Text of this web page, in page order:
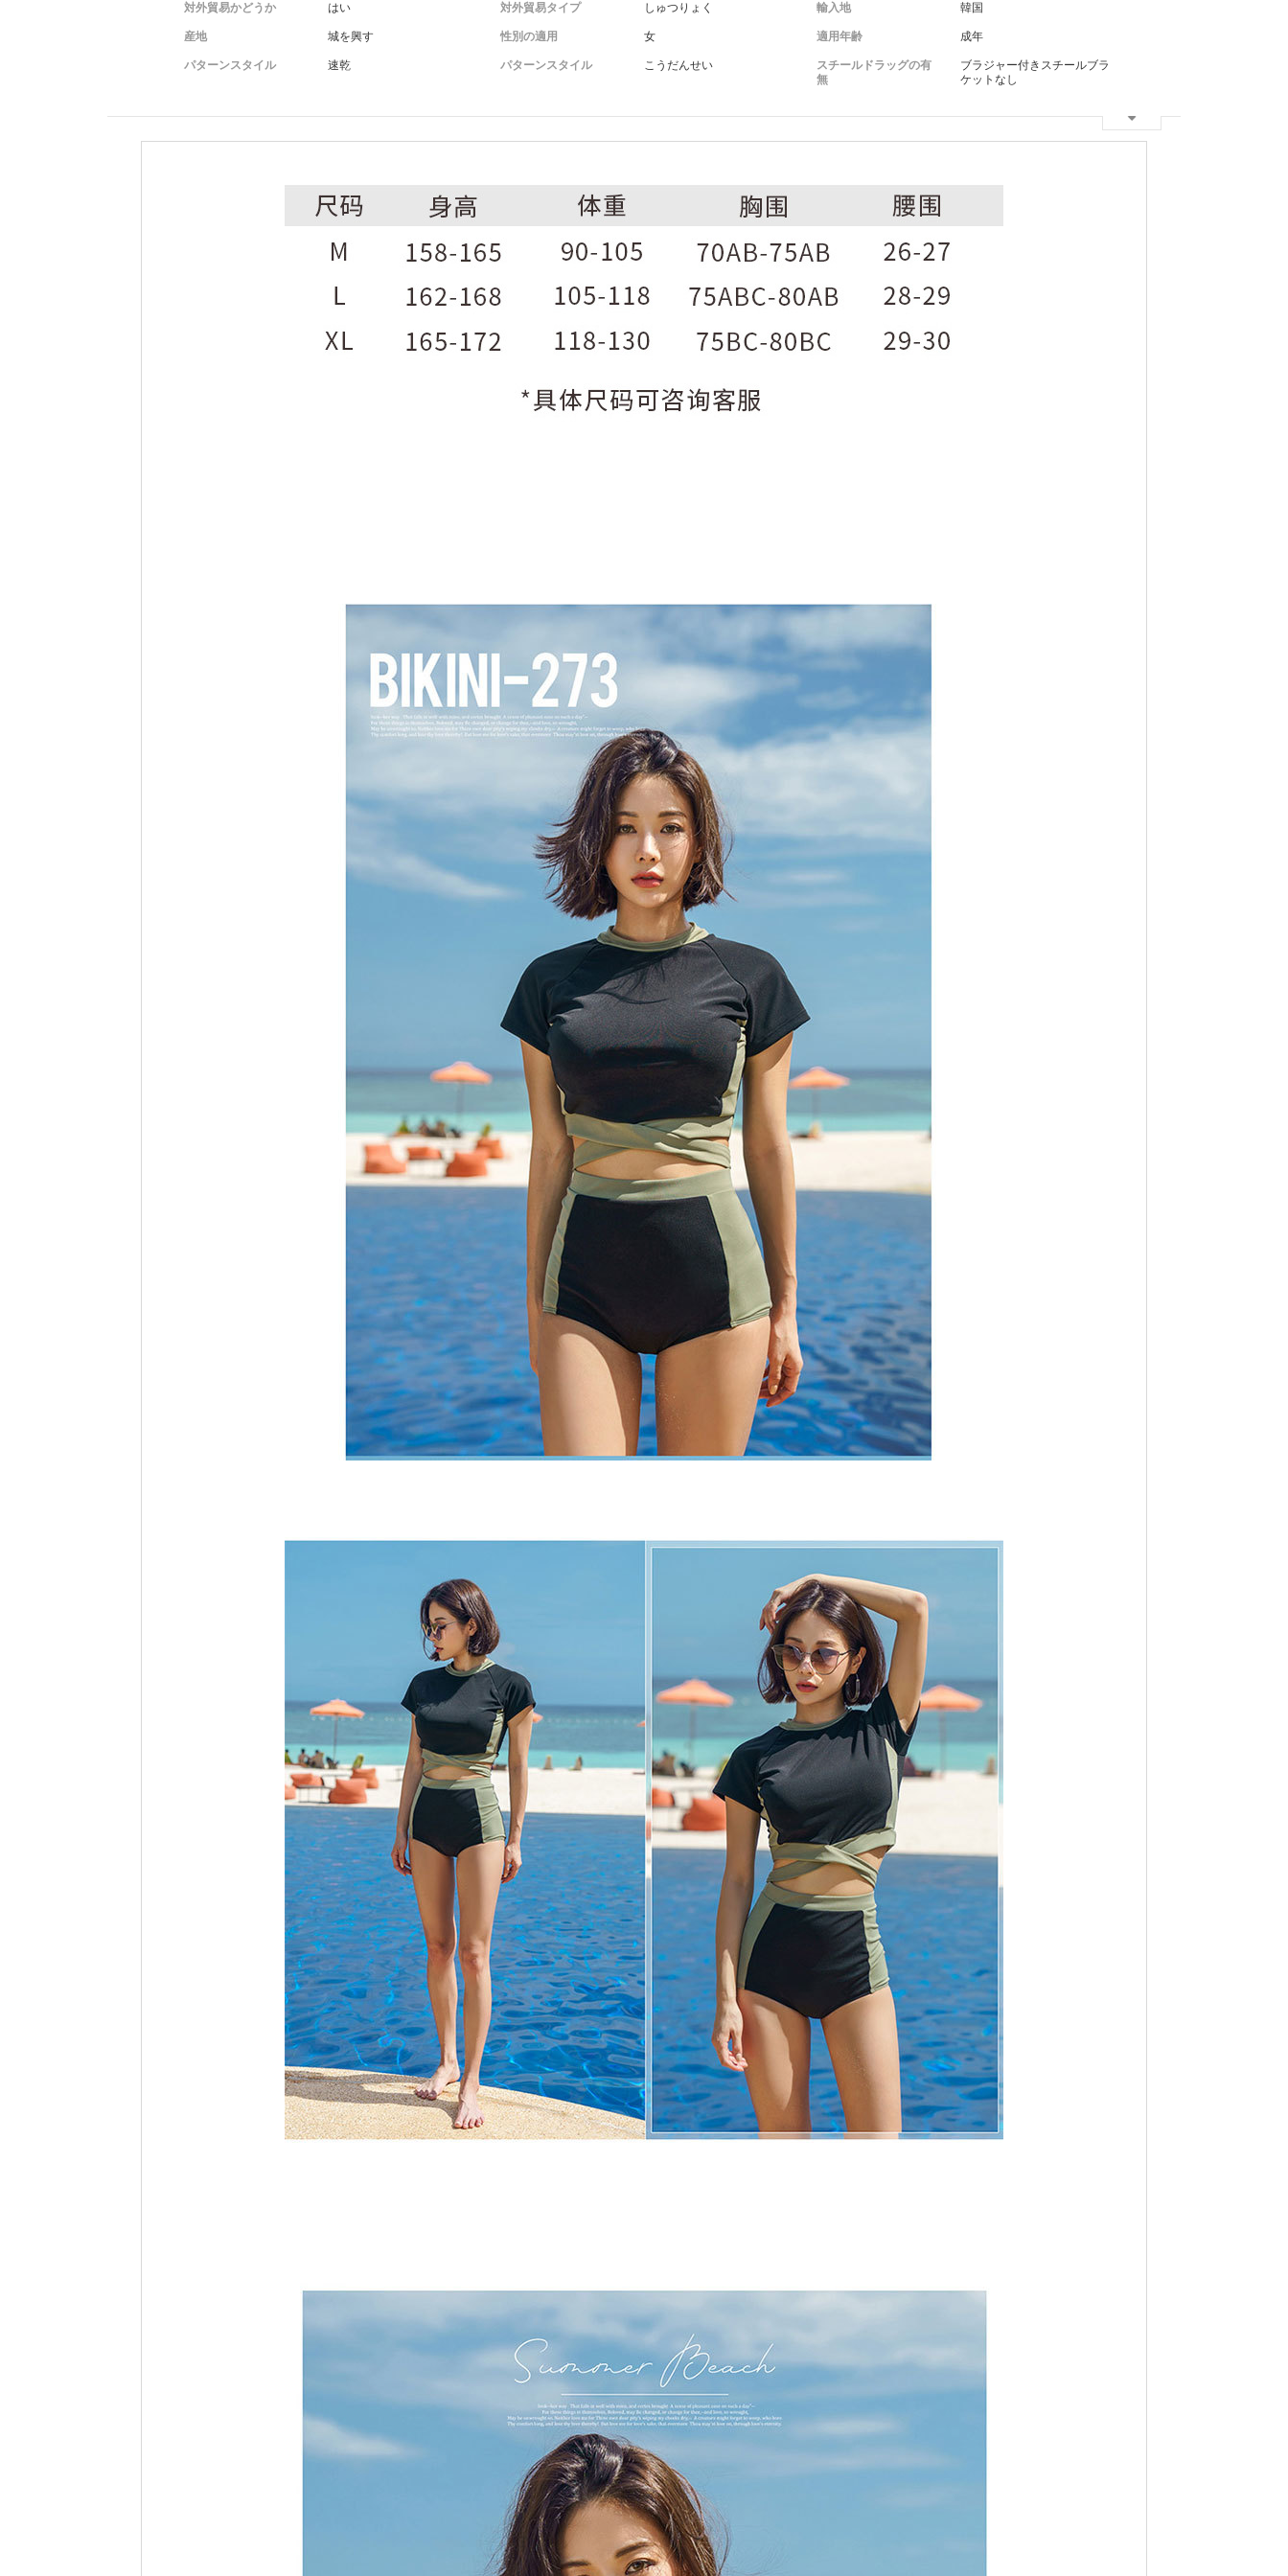
対外貿易かどうか はい 対外貿易タイプ しゅつりょく 輸入地 韓国
産地 城を興す 性別の適用 女 適用年齢 成年
パターンスタイル 速乾 パターンスタイル こうだんせい
スチールドラッグの有
無
ブラジャー付きスチールブラ
ケットなし